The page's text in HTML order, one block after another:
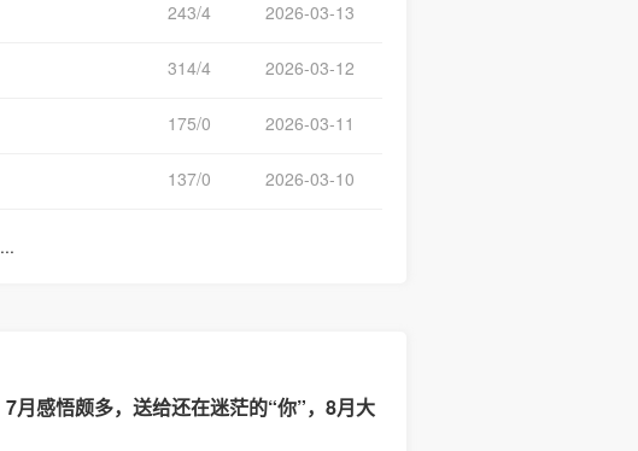
243/4 2026-03-13
314/4 2026-03-12
175/0 2026-03-11
137/0 2026-03-10
月感悟颇多，送给还在迷茫的“你”，8月大